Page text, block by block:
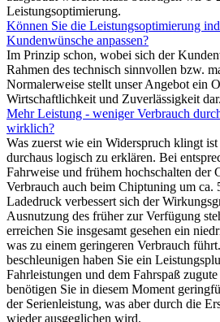
Leistungsoptimierung.
Können Sie die Leistungsoptimierung
Kundenwünsche anpassen?
Im Prinzip schon, wobei sich der
Rahmen des technisch sinnvollen bzw.
Normalerweise stellt unser Angebot ein
Wirtschaftlichkeit und Zuverlässigkeit dar.
Mehr Leistung - weniger Verbrauch
wirklich?
Was zuerst wie ein Widerspruch klingt
durchaus logisch zu erklären. Bei
Fahrweise und frühem hochschalten der
Verbrauch auch beim Chiptuning um ca.
Ladedruck verbessert sich der
Ausnutzung des früher zur Verfügung
erreichen Sie insgesamt gesehen ein
was zu einem geringeren Verbrauch
beschleunigen haben Sie ein
Fahrleistungen und dem Fahrspaß
benötigen Sie in diesem Moment
der Serienleistung, was aber durch die
wieder ausgeglichen wird.